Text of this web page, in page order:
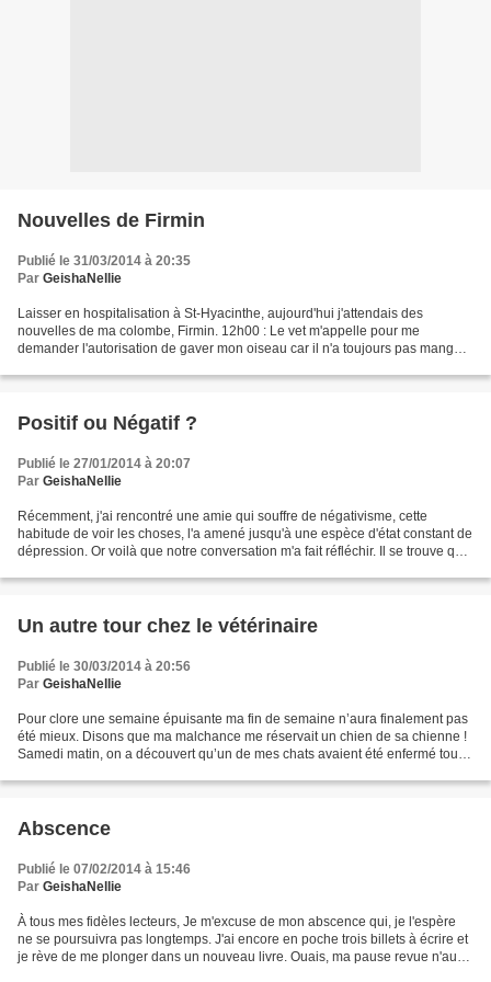
Nouvelles de Firmin
Publié le 31/03/2014 à 20:35
Par GeishaNellie
Laisser en hospitalisation à St-Hyacinthe, aujourd'hui j'attendais des
nouvelles de ma colombe, Firmin. 12h00 : Le vet m'appelle pour me
demander l'autorisation de gaver mon oiseau car il n'a toujours pas mangé.
Positif ou Négatif ?
Publié le 27/01/2014 à 20:07
Par GeishaNellie
Récemment, j'ai rencontré une amie qui souffre de négativisme, cette
habitude de voir les choses, l'a amené jusqu'à une espèce d'état constant de
dépression. Or voilà que notre conversation m'a fait réfléchir. Il se trouve que
Un autre tour chez le vétérinaire
Publié le 30/03/2014 à 20:56
Par GeishaNellie
Pour clore une semaine épuisante ma fin de semaine n’aura finalement pas
été mieux. Disons que ma malchance me réservait un chien de sa chienne !
Samedi matin, on a découvert qu’un de mes chats avaient été enfermé toute
Abscence
Publié le 07/02/2014 à 15:46
Par GeishaNellie
À tous mes fidèles lecteurs, Je m'excuse de mon abscence qui, je l'espère
ne se poursuivra pas longtemps. J'ai encore en poche trois billets à écrire et
je rève de me plonger dans un nouveau livre. Ouais, ma pause revue n'aura